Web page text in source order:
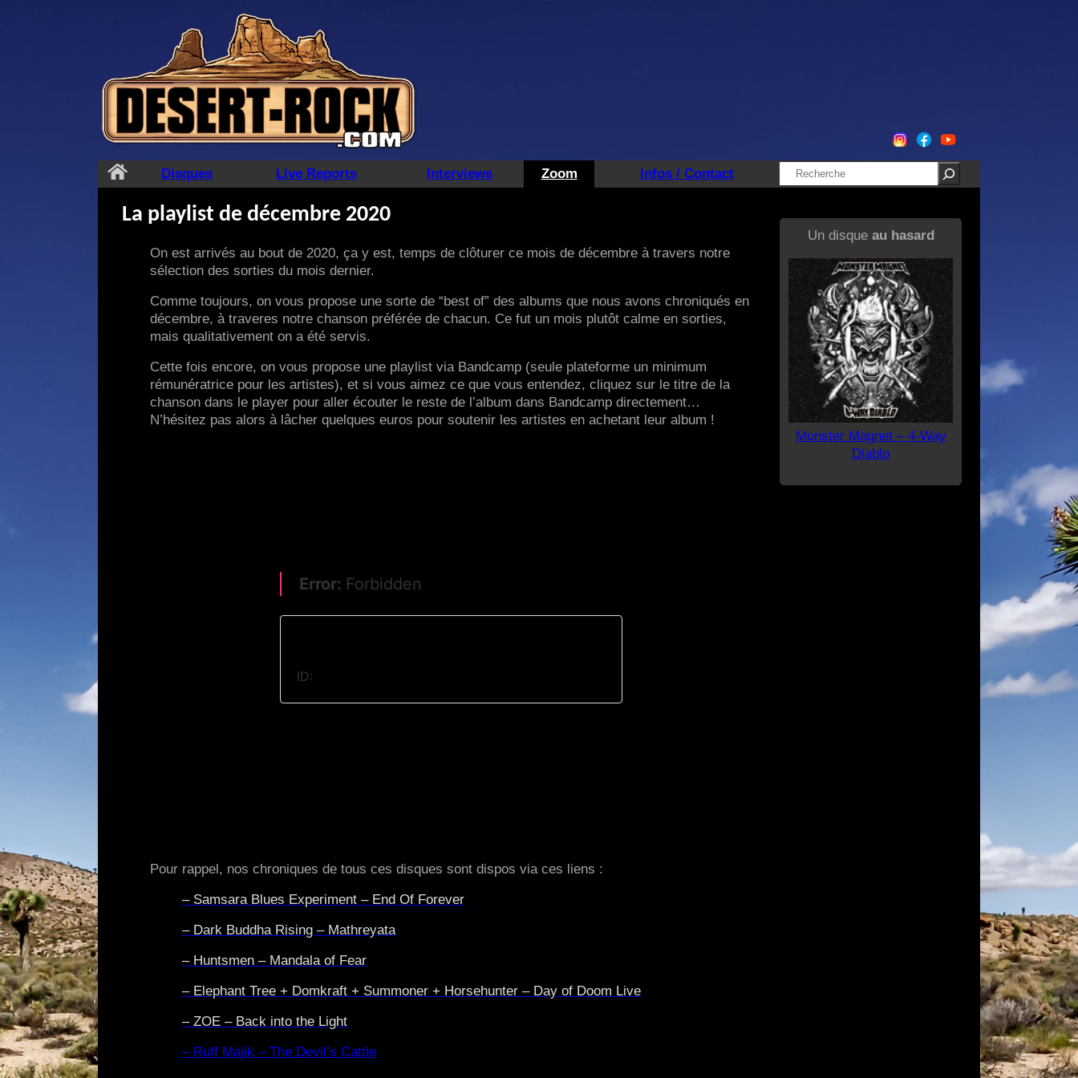
Disques Live Reports Interviews Zoom Infos / Contact Rechercher
La playlist de décembre 2020
On est arrivés au bout de 2020, ça y est, temps de clôturer ce mois de décembre à travers notre
sélection des sorties du mois dernier.
Comme toujours, on vous propose une sorte de “best of” des albums que nous avons chroniqués en
décembre, à traveres notre chanson préférée de chacun. Ce fut un mois plutôt calme en sorties,
mais qualitativement on a été servis.
Cette fois encore, on vous propose une playlist via Bandcamp (seule plateforme un minimum
rémunératrice pour les artistes), et si vous aimez ce que vous entendez, cliquez sur le titre de la
chanson dans le player pour aller écouter le reste de l’album dans Bandcamp directement…
N’hésitez pas alors à lâcher quelques euros pour soutenir les artistes en achetant leur album !
Pour rappel, nos chroniques de tous ces disques sont dispos via ces liens :
– Samsara Blues Experiment – End Of Forever
– Dark Buddha Rising – Mathreyata
– Huntsmen – Mandala of Fear
– Elephant Tree + Domkraft + Summoner + Horsehunter – Day of Doom Live
– ZOE – Back into the Light
– Ruff Majik – The Devil’s Cattle
Un disque au hasard
Monster Magnet – 4-Way
Diablo